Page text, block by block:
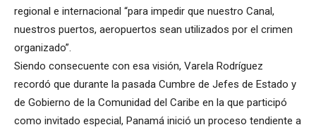
regional e internacional “para impedir que nuestro Canal,
nuestros puertos, aeropuertos sean utilizados por el crimen
organizado”.
Siendo consecuente con esa visión, Varela Rodríguez
recordó que durante la pasada Cumbre de Jefes de Estado y
de Gobierno de la Comunidad del Caribe en la que participó
como invitado especial, Panamá inició un proceso tendiente a